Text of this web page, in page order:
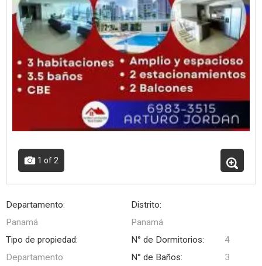
1 of 2
Departamento:
Panamá
Distrito:
Panamá
Tipo de propiedad:
Departamento
N° de Dormitorios:
4
N° de Baños:
3